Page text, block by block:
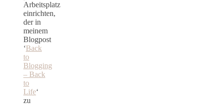
Arbeitsplatz
einrichten,
der in
meinem
Blogpost
‘Back
to
Blogging
– Back
to
Life‘
zu